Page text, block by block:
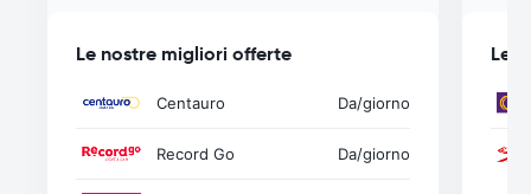
Le nostre migliori offerte
Centauro Da/giorno
Record Go Da/giorno
Le